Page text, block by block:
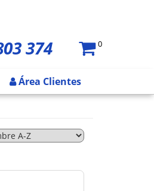
374 0
Área Clientes